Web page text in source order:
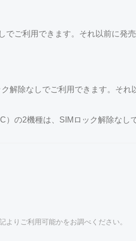
でご利用できます。それ以前に発
解除なしでご利用できます。それ
の2機種は、SIMロック解除なし
よりご利用可能かをお調べください。